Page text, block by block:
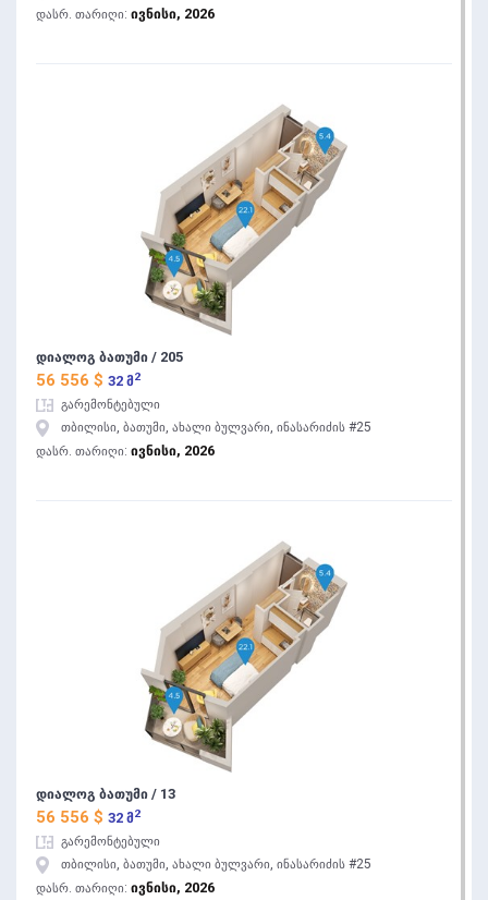
დასრ. თარიღი: ივნისი, 2026
დიალოგ ბათუმი / 205
56 556 $ 32 მ 2
გარემონტებული
თბილისი, ბათუმი, ახალი ბულვარი, ინასარიძის #25
დასრ. თარიღი: ივნისი, 2026
დიალოგ ბათუმი / 13
56 556 $ 32 მ 2
გარემონტებული
თბილისი, ბათუმი, ახალი ბულვარი, ინასარიძის #25
დასრ. თარიღი: ივნისი, 2026